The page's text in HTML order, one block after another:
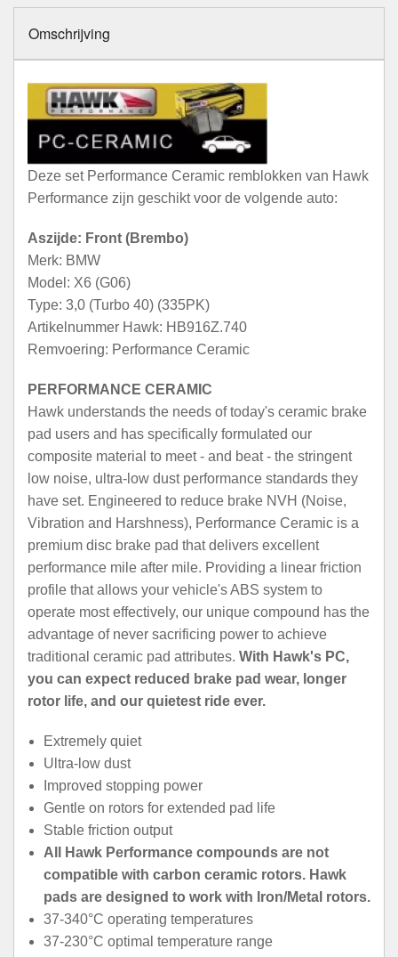
Omschrijving
Deze set Performance Ceramic remblokken van Hawk
Performance zijn geschikt voor de volgende auto:
Aszijde: Front (Brembo)
Merk: BMW
Model: X6 (G06)
Type: 3,0 (Turbo 40) (335PK)
Artikelnummer Hawk: HB916Z.740
Remvoering: Performance Ceramic
PERFORMANCE CERAMIC
Hawk understands the needs of today's ceramic brake
pad users and has specifically formulated our
composite material to meet - and beat - the stringent
low noise, ultra-low dust performance standards they
have set. Engineered to reduce brake NVH (Noise,
Vibration and Harshness), Performance Ceramic is a
premium disc brake pad that delivers excellent
performance mile after mile. Providing a linear friction
profile that allows your vehicle's ABS system to
operate most effectively, our unique compound has the
advantage of never sacrificing power to achieve
traditional ceramic pad attributes. With Hawk's PC,
you can expect reduced brake pad wear, longer
rotor life, and our quietest ride ever.
Extremely quiet
Ultra-low dust
Improved stopping power
Gentle on rotors for extended pad life
Stable friction output
All Hawk Performance compounds are not
compatible with carbon ceramic rotors. Hawk
pads are designed to work with Iron/Metal rotors.
37-340°C operating temperatures
37-230°C optimal temperature range